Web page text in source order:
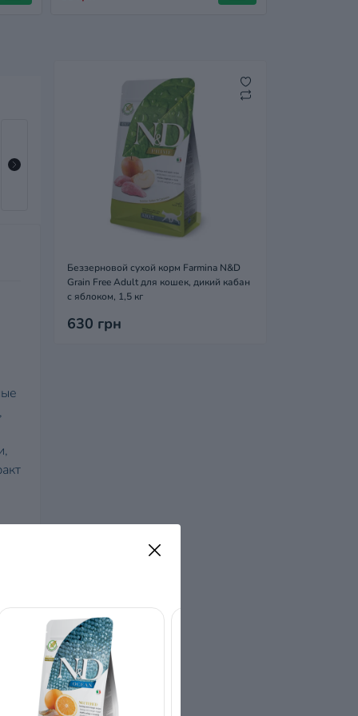
Беззерновой сухой корм Farmina N&D
Grain Free Adult для кошек, дикий кабан
с яблоком, 1,5 кг
630 грн
Беззерновой сухой корм Farmina N&D Grain Free
Adult для взрослых кошек, курица с гранатом, 10